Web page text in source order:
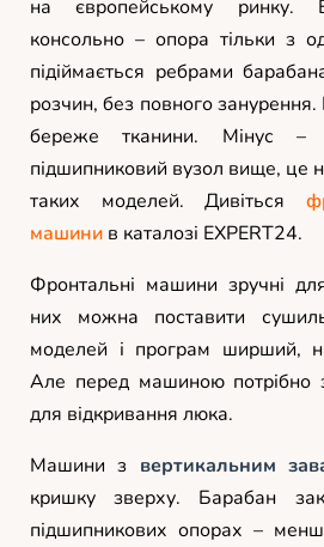
на європейському ринку.
консольно – опора тільки з
підіймається ребрами
розчин, без повного
береже тканини. Мінус –
підшипниковий вузол вище, це
таких моделей. Дивіться
машини в каталозі EXPERT24.
Фронтальні машини зручні
них можна поставити
моделей і програм ширший,
Але перед машиною
для відкривання люка.
Машини з вертикальним
кришку зверху. Барабан
підшипникових опорах –